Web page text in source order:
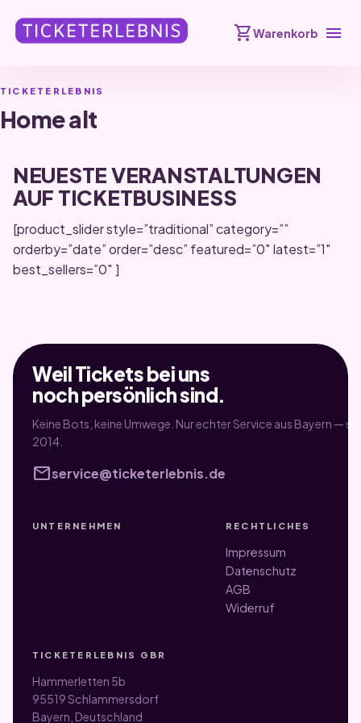
shopping_cartWarenkorb menu
TICKETERLEBNIS
Home alt
NEUESTE VERANSTALTUNGEN
AUF TICKETBUSINESS
[product_slider style=”traditional” category=””
orderby=”date” order=”desc” featured=”0″ latest=”1″
best_sellers=”0″ ]
Weil Tickets bei uns
noch persönlich sind.
Keine Bots, keine Umwege. Nur echter Service aus Bayern —
2014.
mailservice@ticketerlebnis.de
UNTERNEHMEN RECHTLICHES
Impressum
Datenschutz
AGB
Widerruf
TICKETERLEBNIS GBR
Hammerletten 5b
95519 Schlammersdorf
Bayern, Deutschland